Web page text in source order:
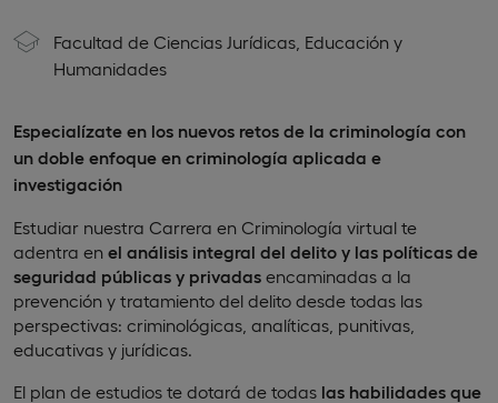
Facultad de Ciencias Jurídicas, Educación y
Humanidades
Especialízate en los nuevos retos de la criminología con
un doble enfoque en criminología aplicada e
investigación
Estudiar nuestra Carrera en Criminología virtual te
adentra en el análisis integral del delito y las políticas de
seguridad públicas y privadas encaminadas a la
prevención y tratamiento del delito desde todas las
perspectivas: criminológicas, analíticas, punitivas,
educativas y jurídicas.
El plan de estudios te dotará de todas las habilidades que